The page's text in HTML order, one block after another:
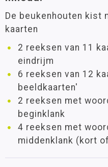
De beukenhouten kist
kaarten
2 reeksen van 11
eindrijm
6 reeksen van 12
beeldkaarten'
2 reeksen met
beginklank
4 reeksen met
middenklank (kort